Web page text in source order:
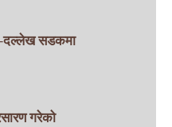
सडकमा
गरेको